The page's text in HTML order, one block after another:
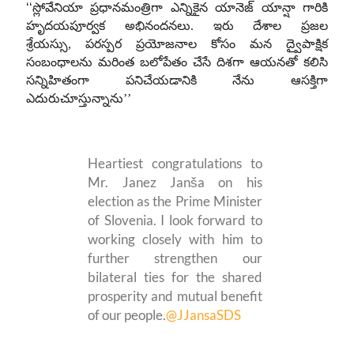
‘‘స్లోవేనియా ప్రధానమంత్రిగా ఎన్నికైన యానెజ్ యాన్షా గారికి
హృదయపూర్వక అభినందనలు. ఇరు దేశాల ప్రజల
శ్రేయస్సు, పరస్పర ప్రయోజనాల కోసం మన ద్వైపాక్షిక
సంబంధాలను మరింత బలోపేతం చేసే దిశగా ఆయనతో కలిసి
సన్నిహితంగా పనిచేయడానికి నేను ఆసక్తిగా
ఎదురుచూస్తున్నాను’’
Heartiest congratulations to
Mr. Janez Janša on his
election as the Prime Minister
of Slovenia. I look forward to
working closely with him to
further strengthen our
bilateral ties for the shared
prosperity and mutual benefit
of our people.@JJansaSDS